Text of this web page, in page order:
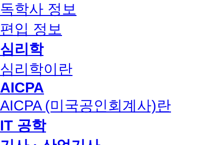
독학사 정보
편입 정보
심리학
심리학이란
AICPA
AICPA (미국공인회계사)란
IT 공학